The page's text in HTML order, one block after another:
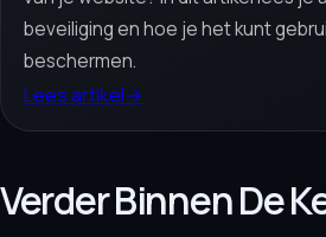
beveiliging en hoe je het kunt
beschermen.
Lees artikel→
Verder Binnen De